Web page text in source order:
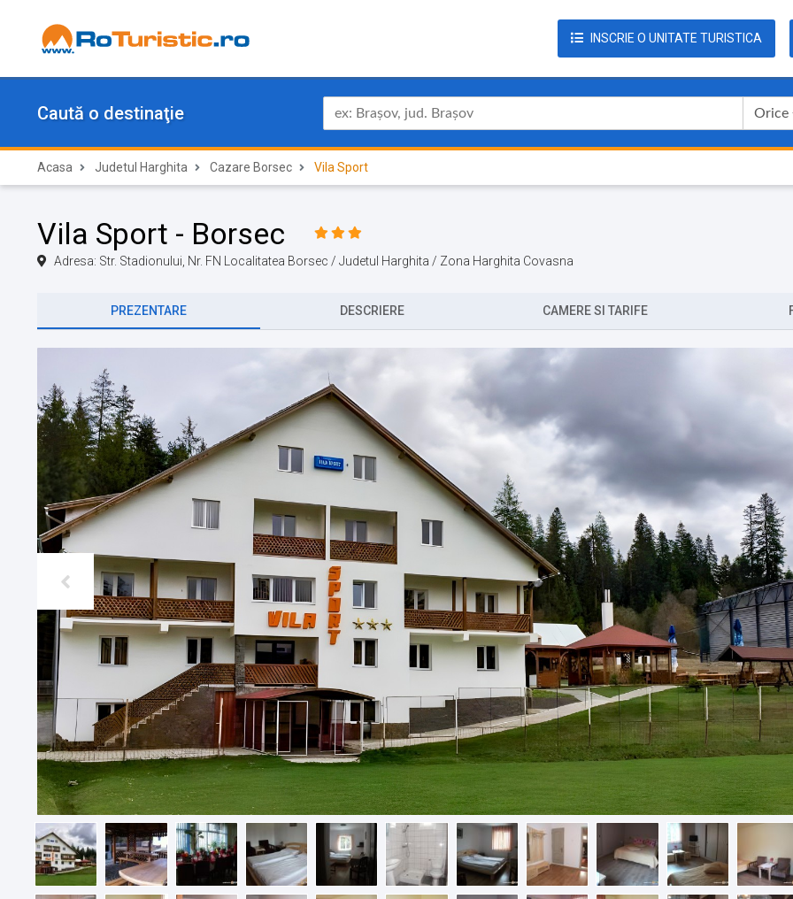
INSCRIE O UNITATE TURISTICA
Caută o destinaţie Orice
Acasa Judetul Harghita Cazare Borsec Vila Sport
Vila Sport - Borsec
Adresa: Str. Stadionului, Nr. FN Localitatea Borsec / Judetul Harghita / Zona Harghita Covasna
PREZENTARE DESCRIERE CAMERE SI TARIFE